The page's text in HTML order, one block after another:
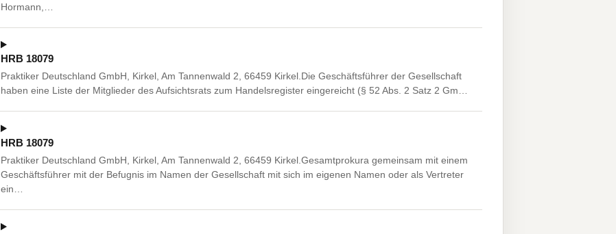
Hormann,…
HRB 18079
Praktiker Deutschland GmbH, Kirkel, Am Tannenwald 2, 66459 Kirkel.Die Geschäftsführer der Gesellschaft
haben eine Liste der Mitglieder des Aufsichtsrats zum Handelsregister eingereicht (§ 52 Abs. 2 Satz 2 Gm…
HRB 18079
Praktiker Deutschland GmbH, Kirkel, Am Tannenwald 2, 66459 Kirkel.Gesamtprokura gemeinsam mit einem
Geschäftsführer mit der Befugnis im Namen der Gesellschaft mit sich im eigenen Namen oder als Vertreter
ein…